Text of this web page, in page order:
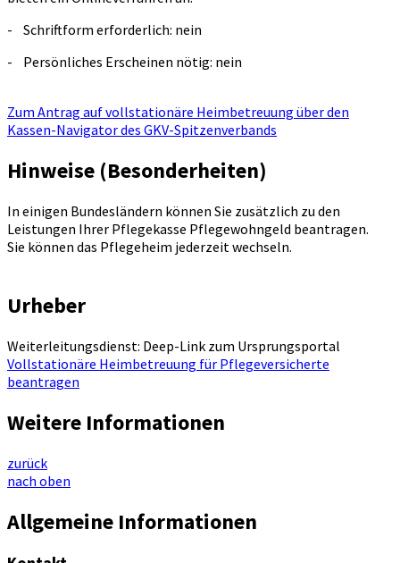
- Schriftform erforderlich: nein
- Persönliches Erscheinen nötig: nein
Zum Antrag auf vollstationäre Heimbetreuung über den
Kassen-Navigator des GKV-Spitzenverbands
Hinweise (Besonderheiten)
In einigen Bundesländern können Sie zusätzlich zu den
Leistungen Ihrer Pflegekasse Pflegewohngeld beantragen.
Sie können das Pflegeheim jederzeit wechseln.
Urheber
Weiterleitungsdienst: Deep-Link zum Ursprungsportal
Vollstationäre Heimbetreuung für Pflegeversicherte
beantragen
Weitere Informationen
zurück
nach oben
Allgemeine Informationen